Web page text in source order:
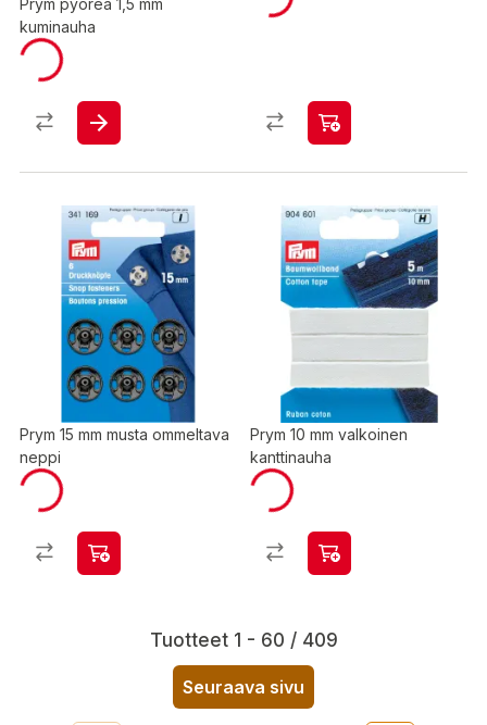
Prym pyöreä 1,5 mm
kuminauha
Prym 15 mm musta ommeltava
neppi
Prym 10 mm valkoinen
kanttinauha
Tuotteet 1 - 60 / 409
Seuraava sivu